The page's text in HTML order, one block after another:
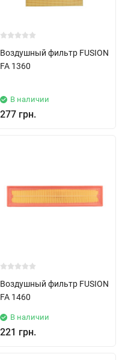
Воздушный фильтр FUSION
FA 1360
В наличии
277 грн.
Воздушный фильтр FUSION
FA 1460
В наличии
221 грн.